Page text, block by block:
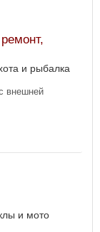
и рыбалка
внешней
и мото